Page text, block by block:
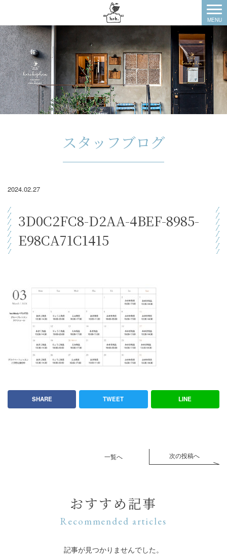
スタッフブログ
2024.02.27
3D0C2FC8-D2AA-4BEF-8985-
E98CA71C1415
SHARE TWEET LINE
一覧へ 次の投稿へ
おすすめ記事
Recommended articles
記事が見つかりませんでした。